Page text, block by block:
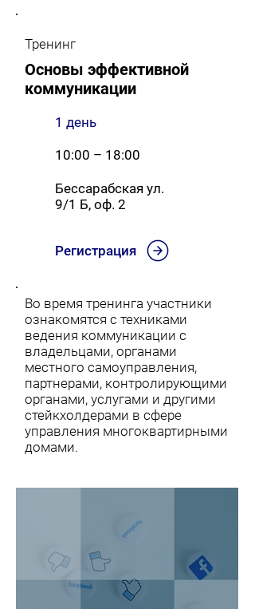
Тренинг
Основы эффективной
коммуникации
Регистрация
1 день
10:00 – 18:00
Бессарабская ул.
9/1 Б, оф. 2
Во время тренинга участники
ознакомятся с техниками
ведения коммуникации с
владельцами, органами
местного самоуправления,
партнерами, контролирующими
органами, услугами и другими
стейкхолдерами в сфере
управления многоквартирными
домами.